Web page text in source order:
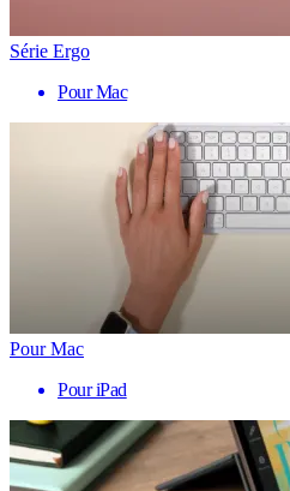
Série Ergo
Pour Mac
Pour Mac
Pour iPad